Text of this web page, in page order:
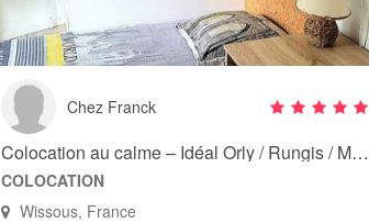
Chez Franck
Colocation au calme – Idéal Orly / Rungis / Massy
COLOCATION
Wissous, France